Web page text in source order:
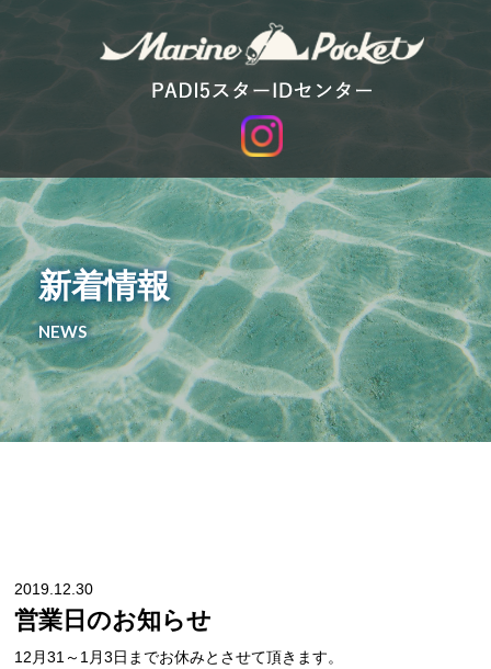
新着情報
NEWS
2019.12.30
営業日のお知らせ
12月31～1月3日までお休みとさせて頂きます。